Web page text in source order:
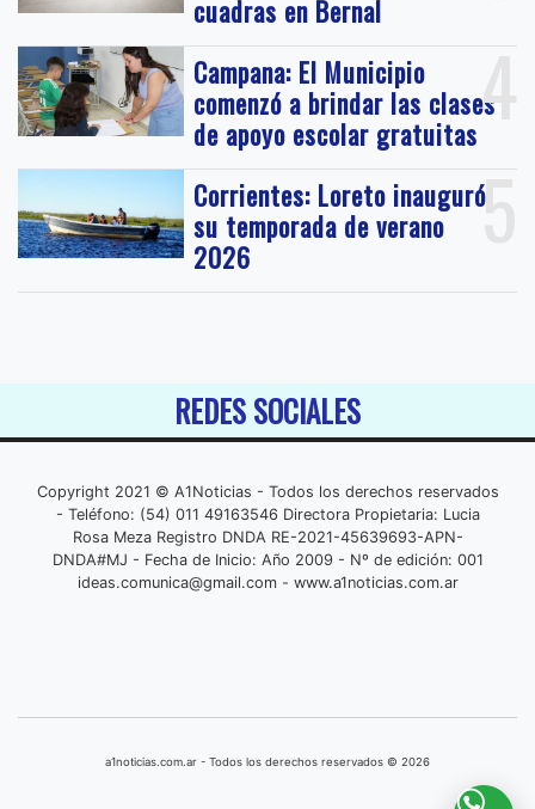
cuadras en Bernal
4
Campana: El Municipio
comenzó a brindar las clases
de apoyo escolar gratuitas
5
Corrientes: Loreto inauguró
su temporada de verano
2026
REDES SOCIALES
Copyright 2021 © A1Noticias - Todos los derechos reservados
- Teléfono: (54) 011 49163546 Directora Propietaria: Lucia
Rosa Meza Registro DNDA RE-2021-45639693-APN-
DNDA#MJ - Fecha de Inicio: Año 2009 - Nº de edición: 001
ideas.comunica@gmail.com- www.a1noticias.com.ar
a1noticias.com.ar - Todos los derechos reservados © 2026